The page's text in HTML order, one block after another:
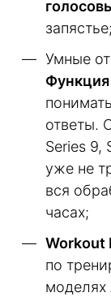
запястье;
Умные
ответы.
Series 9,
уже не
вся
часах;
Workout
по
моделях